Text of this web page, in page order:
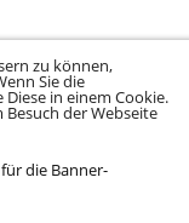
zu können,
Sie die
in einem Cookie.
Besuch der Webseite
die Banner-